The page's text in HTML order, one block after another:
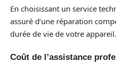
En choisissant un service
assuré d’une réparation
durée de vie de votre appareil.
Coût de l’assistance